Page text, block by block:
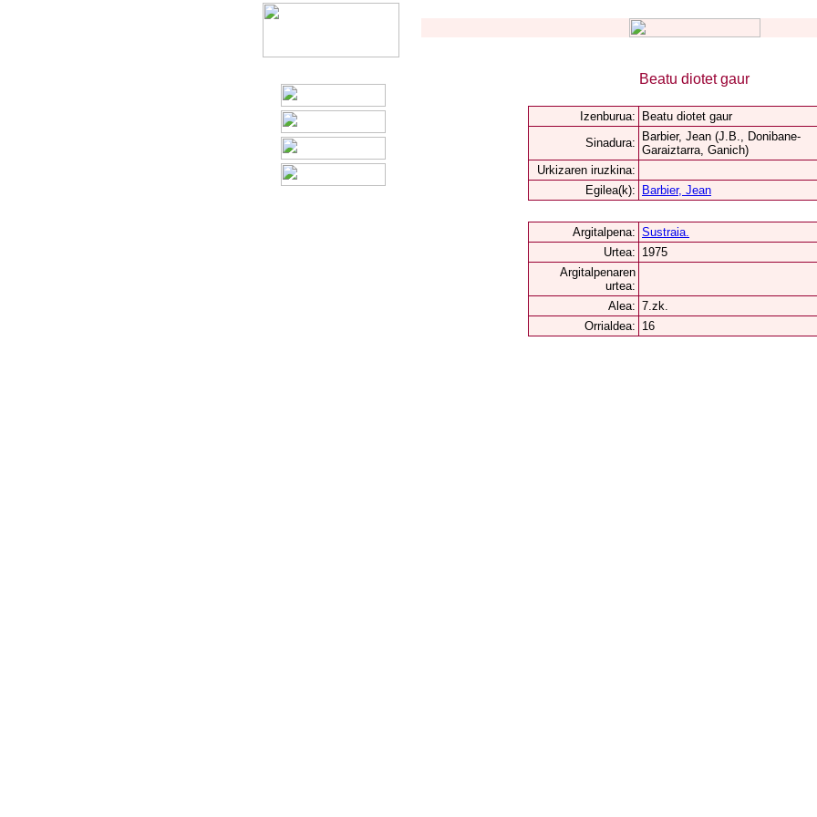
Beatu diotet gaur
Izenburua:
Beatu diotet gaur
Sinadura:
Barbier, Jean (J.B., Donibane-
Garaiztarra, Ganich)
Urkizaren iruzkina:
Egilea(k):
Barbier, Jean
Argitalpena: Sustraia.
Urtea: 1975
Argitalpenaren
urtea:
Alea: 7.zk.
Orrialdea: 16